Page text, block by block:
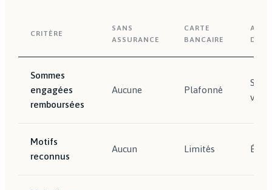
CRITÈRE
SANS
ASSURANCE
CARTE
BANCAIRE
Sommes
engagées
remboursées
Aucune Plafonné
Motifs
reconnus
Aucun Limités